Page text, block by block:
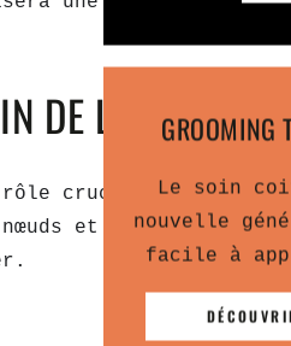
GROOMING
Le soin
nouvelle
facile à
DE LA BARBE
rôle crucial dans
et de distribuer